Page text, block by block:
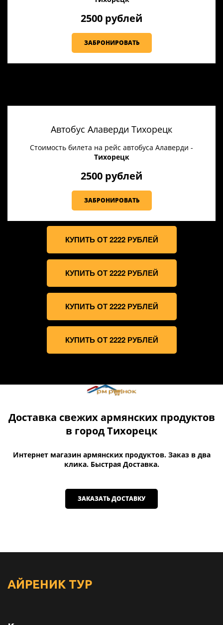
2500 рублей
ЗАБРОНИРОВАТЬ
Автобус Алаверди Тихорецк
Стоимость билета на рейс автобуса Алаверди -
Тихорецк
2500 рублей
ЗАБРОНИРОВАТЬ
КУПИТЬ ОТ 2222 РУБЛЕЙ
КУПИТЬ ОТ 2222 РУБЛЕЙ
КУПИТЬ ОТ 2222 РУБЛЕЙ
КУПИТЬ ОТ 2222 РУБЛЕЙ
Доставка свежих армянских продуктов
в город Тихорецк
Интернет магазин армянских продуктов. Заказ в два
клика. Быстрая Доставка.
ЗАКАЗАТЬ ДОСТАВКУ
АЙРЕНИК ТУР